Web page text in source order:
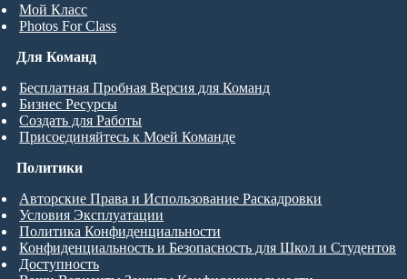
Мой Класс
Photos For Class
Для Команд
Бесплатная Пробная Версия для Команд
Бизнес Ресурсы
Создать для Работы
Присоединяйтесь к Моей Команде
Политики
Авторские Права и Использование Раскадровки
Условия Эксплуатации
Политика Конфиденциальности
Конфиденциальность и Безопасность для Школ и Студентов
Доступность